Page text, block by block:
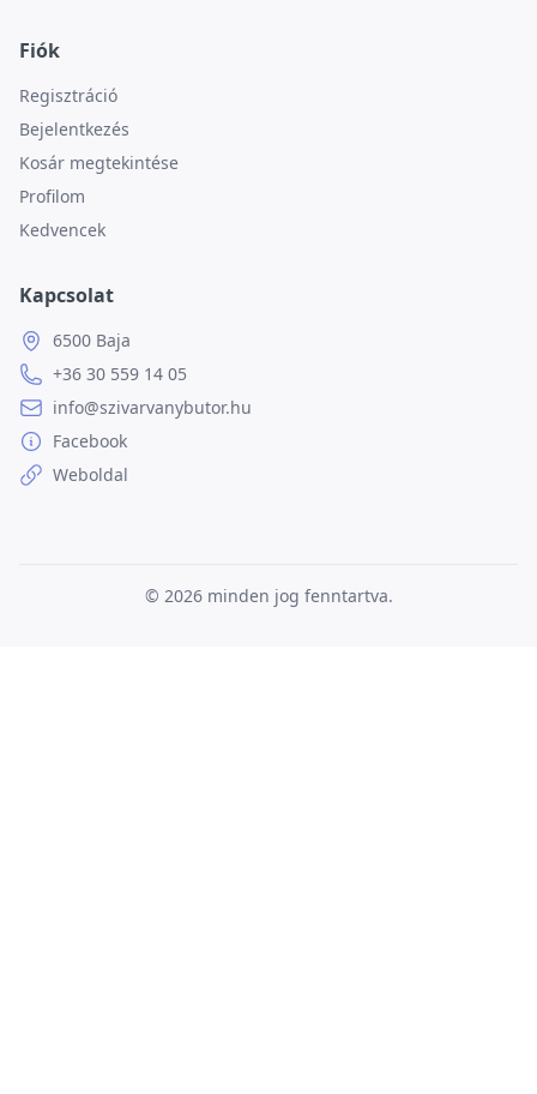
Fiók
Regisztráció
Bejelentkezés
Kosár megtekintése
Profilom
Kedvencek
Kapcsolat
6500 Baja
+36 30 559 14 05
info@szivarvanybutor.hu
Facebook
Weboldal
© 2026 minden jog fenntartva.